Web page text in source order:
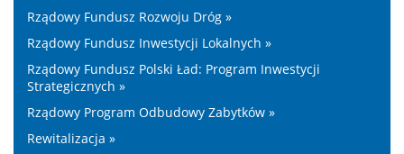
Rządowy Fundusz Rozwoju Dróg »
Rządowy Fundusz Inwestycji Lokalnych »
Rządowy Fundusz Polski Ład: Program Inwestycji
Strategicznych »
Rządowy Program Odbudowy Zabytków »
Rewitalizacja »